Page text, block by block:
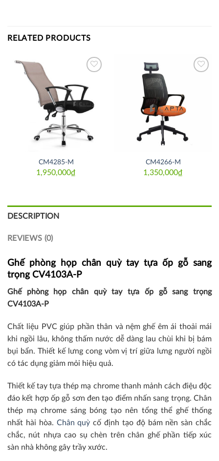
RELATED PRODUCTS
Thích
CM4285-M
1,950,000₫
CM4266-M
1,350,000₫
DESCRIPTION
REVIEWS (0)
Ghế phòng họp chân quỳ tay tựa ốp gỗ sang
trọng CV4103A-P
Ghế phòng họp chân quỳ tay tựa ốp gỗ sang trọng
CV4103A-P
Chất liệu PVC giúp phần thân và nệm ghế êm ái thoải mái
khi ngồi lâu, không thấm nước dễ dàng lau chùi khi bị bám
bụi bẩn. Thiết kế lưng cong vòm vị trí giữa lưng người ngồi
có tác dụng giảm mỏi hiệu quả.
Thiết kế tay tựa thép mạ chrome thanh mảnh cách điệu độc
đáo kết hợp ốp gỗ sơn đen tạo điểm nhấn sang trọng. Chân
thép mạ chrome sáng bóng tạo nên tổng thể ghế thống
nhất hài hòa. Chân quỳ cố định tạo độ bám nền sàn chắc
chắc, nút nhựa cao sụ chèn trên chân ghế phần tiếp xúc
sàn nhà không gây trầy xước.